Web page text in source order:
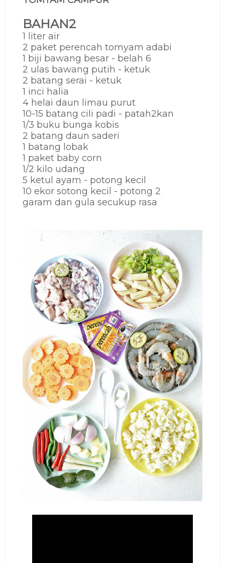
BAHAN2
1 liter air
2 paket perencah tomyam adabi
1 biji bawang besar - belah 6
2 ulas bawang putih - ketuk
2 batang serai - ketuk
1 inci halia
4 helai daun limau purut
10-15 batang cili padi - patah2kan
1/3 buku bunga kobis
2 batang daun saderi
1 batang lobak
1 paket baby corn
1/2 kilo udang
5 ketul ayam - potong kecil
10 ekor sotong kecil - potong 2
garam dan gula secukup rasa